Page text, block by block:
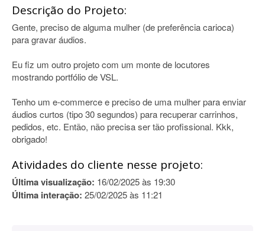
Descrição do Projeto:
Gente, preciso de alguma mulher (de preferência carioca)
para gravar áudios.
Eu fiz um outro projeto com um monte de locutores
mostrando portfólio de VSL.
Tenho um e-commerce e preciso de uma mulher para enviar
áudios curtos (tipo 30 segundos) para recuperar carrinhos,
pedidos, etc. Então, não precisa ser tão profissional. Kkk,
obrigado!
Atividades do cliente nesse projeto:
Última visualização: 16/02/2025 às 19:30
Última interação: 25/02/2025 às 11:21